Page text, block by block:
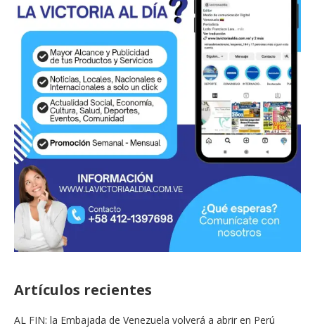
Artículos recientes
AL FIN: la Embajada de Venezuela volverá a abrir en Perú